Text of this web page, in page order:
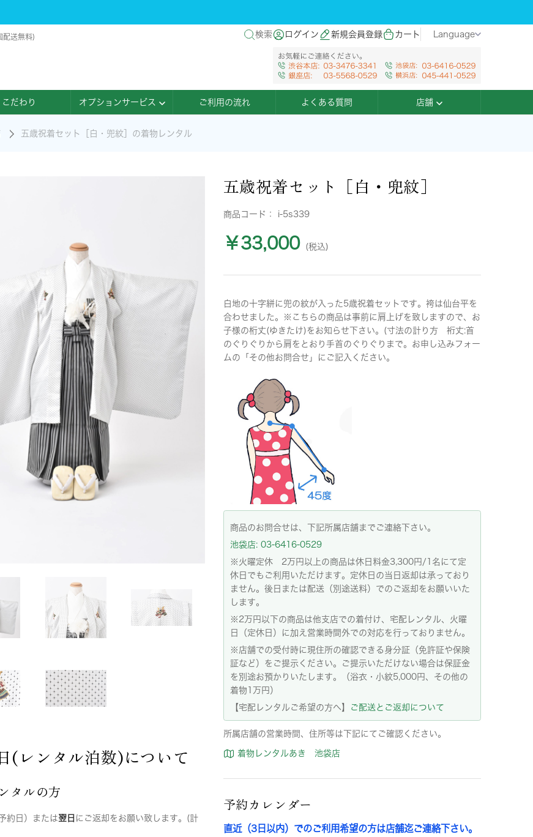
配送無料) 検索 ログイン 新規会員登録 カート Language
こだわり オプションサービス ご利用の流れ よくある質問 店舗
五歳祝着セット［白・兜紋］の着物レンタル
(レンタル泊数)について
タルの方
約日）または翌日 にご返却をお願い致します。(計
五歳祝着セット［白・兜紋］
商品コード： i-5s339
￥33,000 (税込)
白地の十字絣に兜の紋が入った5歳祝着セットです。袴は仙台平を
合わせました。※こちらの商品は事前に肩上げを致しますので、お
子様の桁丈(ゆきたけ)をお知らせ下さい。(寸法の計り方 裄丈:首
のぐりぐりから肩をとおり手首のぐりぐりまで。お申し込みフォー
ムの「その他お問合せ」にご記入ください。
商品のお問合せは、下記所属店舗までご連絡下さい。
池袋店: 03-6416-0529
※火曜定休 2万円以上の商品は休日料金3,300円/1名にて定
休日でもご利用いただけます。定休日の当日返却は承っており
ません。後日または配送（別途送料）でのご返却をお願いいた
します。
※2万円以下の商品は他支店での着付け、宅配レンタル、火曜
日（定休日）に加え営業時間外での対応を行っておりません。
※店舗での受付時に現住所の確認できる身分証（免許証や保険
証など）をご提示ください。ご提示いただけない場合は保証金
を別途お預かりいたします。（浴衣・小紋5,000円、その他の
着物1万円）
【宅配レンタルご希望の方へ】
ご配送とご返却について
所属店舗の営業時間、住所等は下記にてご確認ください。
着物レンタルあき 池袋店
予約カレンダー
直近（3日以内）でのご利用希望の方は店舗迄ご連絡下さい。